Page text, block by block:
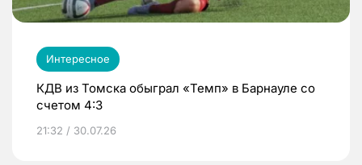
Интересное
КДВ из Томска обыграл «Темп» в Барнауле со
счетом 4:3
21:32 / 30.07.26